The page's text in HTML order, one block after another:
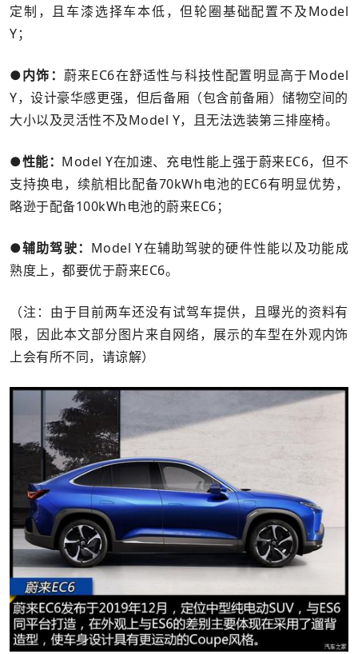
定制，且车漆选择车本低，但轮圈基础配置不及Model
Y；
●内饰： 蔚来EC6在舒适性与科技性配置明显高于Model
Y，设计豪华感更强，但后备厢（包含前备厢）储物空间的
大小以及灵活性不及Model Y，且无法选装第三排座椅。
●性能： Model Y在加速、充电性能上强于蔚来EC6，但不
支持换电，续航相比配备70kWh电池的EC6有明显优势，
略逊于配备100kWh电池的蔚来EC6；
●辅助驾驶： Model Y在辅助驾驶的硬件性能以及功能成
熟度上，都要优于蔚来EC6。
（注：由于目前两车还没有试驾车提供，且曝光的资料有
限，因此本文部分图片来自网络，展示的车型在外观内饰
上会有所不同，请谅解）